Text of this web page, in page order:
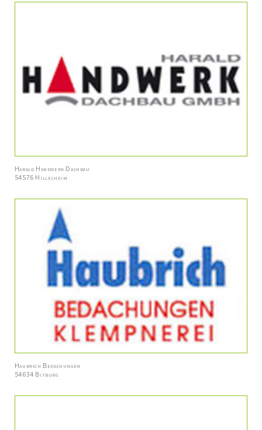
Harald Handwerk Dachbau
54576 Hillesheim
Haubrich Bedachungen
54634 Bitburg